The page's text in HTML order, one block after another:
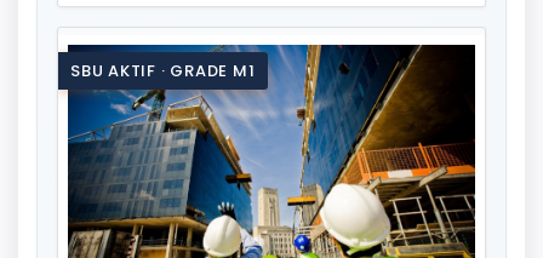
SBU AKTIF · GRADE M1